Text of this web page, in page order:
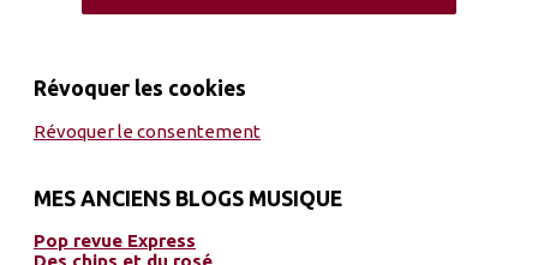
Révoquer les cookies
Révoquer le consentement
MES ANCIENS BLOGS MUSIQUE
Pop revue Express
Des chips et du rosé